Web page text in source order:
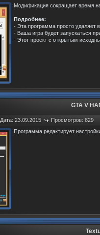
Модификация сокращает время
Подробнее:
- Эта программа просто удаляет
- Ваша игра будет запускаться
- Этот проект с открытым
GTA V
Дата: 23.09.2015
Просмотров: 829
Программа редактирует